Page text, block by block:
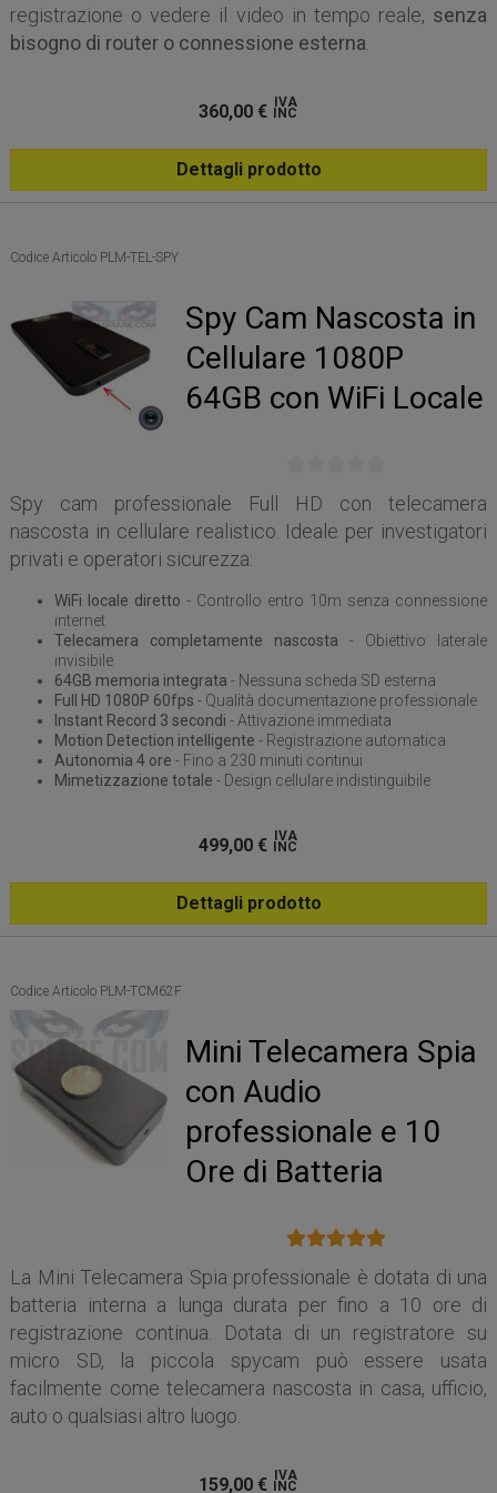
registrazione o vedere il video in tempo reale, senza
bisogno di router o connessione esterna
360,00 € IVA
INC
Dettagli prodotto
Codice Articolo PLM-TEL-SPY
Spy Cam Nascosta in
Cellulare 1080P
64GB con WiFi Locale
Spy cam professionale Full HD con telecamera
nascosta in cellulare realistico. Ideale per investigatori
privati e operatori sicurezza:
WiFi locale diretto - Controllo entro 10m senza connessione
internet
Telecamera completamente nascosta - Obiettivo laterale
invisibile
64GB memoria integrata - Nessuna scheda SD esterna
Full HD 1080P 60fps - Qualità documentazione professionale
Instant Record 3 secondi - Attivazione immediata
Motion Detection intelligente - Registrazione automatica
Autonomia 4 ore - Fino a 230 minuti continui
Mimetizzazione totale - Design cellulare indistinguibile
499,00 € IVA
INC
Dettagli prodotto
Codice Articolo PLM-TCM62F
Mini Telecamera Spia
con Audio
professionale e 10
Ore di Batteria
La Mini Telecamera Spia professionale è dotata di una
batteria interna a lunga durata per fino a 10 ore di
registrazione continua. Dotata di un registratore su
micro SD, la piccola spycam può essere usata
facilmente come telecamera nascosta in casa, ufficio,
auto o qualsiasi altro luogo.
159,00 € IVA
INC